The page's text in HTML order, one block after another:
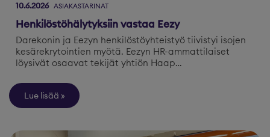
10.6.2026 ASIAKASTARINAT
Henkilöstöhälytyksiin vastaa Eezy
Darekonin ja Eezyn henkilöstöyhteistyö tiivistyi isojen
kesärekrytointien myötä. Eezyn HR-ammattilaiset
löysivät osaavat tekijät yhtiön Haap…
Lue lisää